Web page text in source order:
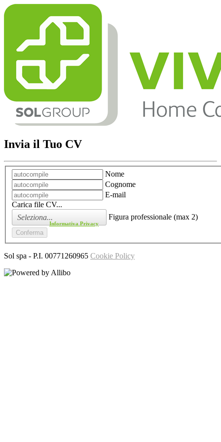
Invia il Tuo CV
Nome
Cognome
E-mail
Carica file CV...
Figura professionale (max 2)
Informativa Privacy
Sol spa - P.I. 00771260965 Cookie Policy